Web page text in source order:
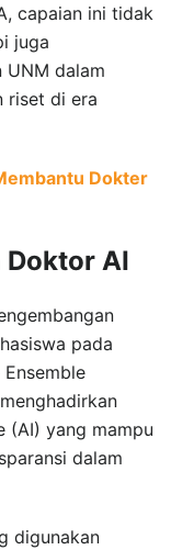
capaian ini tidak
juga
UNM dalam
riset di era
Dokter
Doktor AI
pada
(AI) yang mampu
dalam
digunakan